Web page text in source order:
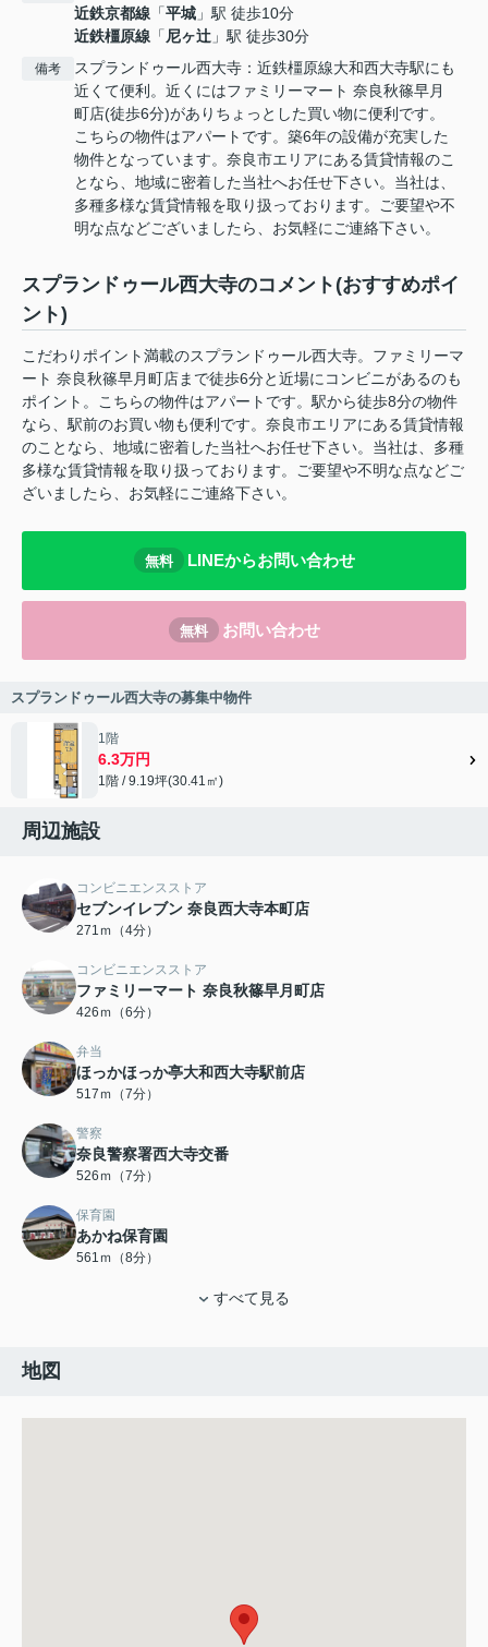
近鉄京都線 「平城 」駅 徒歩10分
近鉄橿原線 「尼ヶ辻 」駅 徒歩30分
備考
スプランドゥール西大寺：近鉄橿原線大和西大寺駅にも
近くて便利。近くにはファミリーマート 奈良秋篠早月
町店(徒歩6分)がありちょっとした買い物に便利です。
こちらの物件はアパートです。築6年の設備が充実した
物件となっています。奈良市エリアにある賃貸情報のこ
となら、地域に密着した当社へお任せ下さい。当社は、
多種多様な賃貸情報を取り扱っております。ご要望や不
明な点などございましたら、お気軽にご連絡下さい。
スプランドゥール西大寺のコメント(おすすめポイ
ント)
こだわりポイント満載のスプランドゥール西大寺。ファミリーマ
ート 奈良秋篠早月町店まで徒歩6分と近場にコンビニがあるのも
ポイント。こちらの物件はアパートです。駅から徒歩8分の物件
なら、駅前のお買い物も便利です。奈良市エリアにある賃貸情報
のことなら、地域に密着した当社へお任せ下さい。当社は、多種
多様な賃貸情報を取り扱っております。ご要望や不明な点などご
ざいましたら、お気軽にご連絡下さい。
無料 LINEからお問い合わせ
無料 お問い合わせ
スプランドゥール西大寺の募集中物件
1階
6.3万円
1階 / 9.19坪(30.41㎡)
周辺施設
コンビニエンスストア
セブンイレブン 奈良西大寺本町店
271ｍ（4分）
コンビニエンスストア
ファミリーマート 奈良秋篠早月町店
426ｍ（6分）
弁当
ほっかほっか亭大和西大寺駅前店
517ｍ（7分）
警察
奈良警察署西大寺交番
526ｍ（7分）
保育園
あかね保育園
561ｍ（8分）
すべて見る
地図